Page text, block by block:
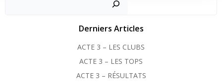
Derniers Articles
ACTE 3 – LES CLUBS
ACTE 3 – LES TOPS
ACTE 3 – RÉSULTATS